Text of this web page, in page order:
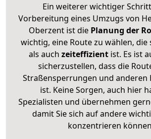
Ein weiterer wichtiger
Vorbereitung eines Umzugs von
Oberzent ist diePlanung der
wichtig, eine Route zu wählen, die
als auch zeiteffizientist. Es ist
sicherzustellen, dass die
Straßensperrungen und anderen
ist. Keine Sorgen, auch hier
Spezialisten und übernehmen
damit Sie sich auf andere
konzentrieren